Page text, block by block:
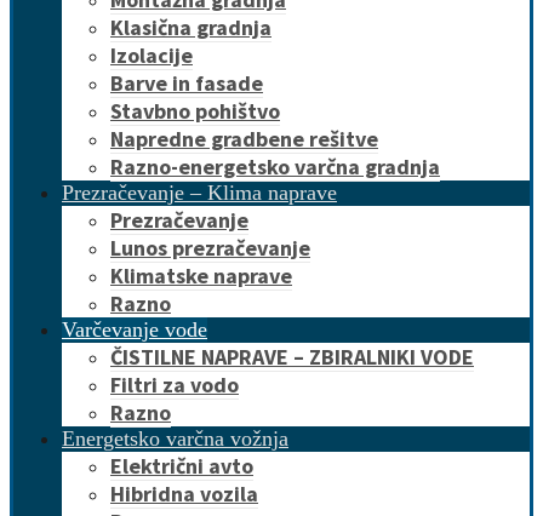
Klasična gradnja
Izolacije
Barve in fasade
Stavbno pohištvo
Napredne gradbene rešitve
Razno-energetsko varčna gradnja
Prezračevanje – Klima naprave
Prezračevanje
Lunos prezračevanje
Klimatske naprave
Razno
Varčevanje vode
ČISTILNE NAPRAVE – ZBIRALNIKI VODE
Filtri za vodo
Razno
Energetsko varčna vožnja
Električni avto
Hibridna vozila